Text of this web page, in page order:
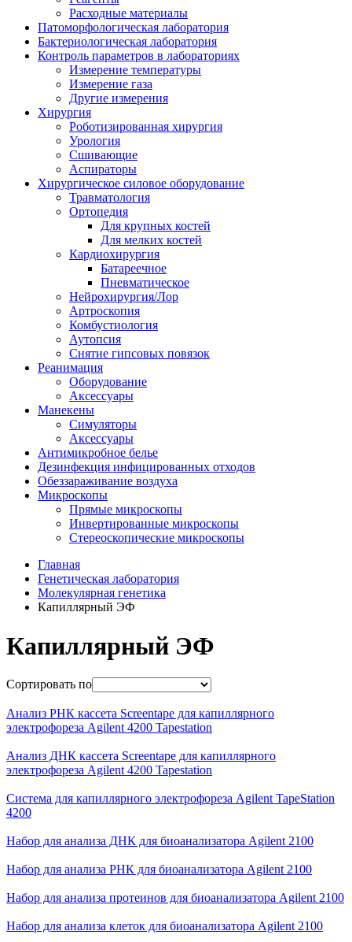
Расходные материалы
Патоморфологическая лаборатория
Бактериологическая лаборатория
Контроль параметров в лабораториях
Измерение температуры
Измерение газа
Другие измерения
Хирургия
Роботизированная хирургия
Урология
Сшивающие
Аспираторы
Хирургическое силовое оборудование
Травматология
Ортопедия
Для крупных костей
Для мелких костей
Кардиохирургия
Батареечное
Пневматическое
Нейрохирургия/Лор
Артроскопия
Комбустиология
Аутопсия
Снятие гипсовых повязок
Реанимация
Оборудование
Аксессуары
Манекены
Симуляторы
Аксессуары
Антимикробное белье
Дезинфекция инфицированных отходов
Обеззараживание воздуха
Микроскопы
Прямые микроскопы
Инвертированные микроскопы
Стереоскопические микроскопы
Главная
Генетическая лаборатория
Молекулярная генетика
Капиллярный ЭФ
Капиллярный ЭФ
Сортировать по
Анализ РНК кассета Screentape для капиллярного
электрофореза Agilent 4200 Tapestation
Анализ ДНК кассета Screentape для капиллярного
электрофореза Agilent 4200 Tapestation
Система для капиллярного электрофореза Agilent TapeStation
4200
Набор для анализа ДНК для биоанализатора Agilent 2100
Набор для анализа РНК для биоанализатора Agilent 2100
Набор для анализа протеинов для биоанализатора Agilent 2100
Набор для анализа клеток для биоанализатора Agilent 2100